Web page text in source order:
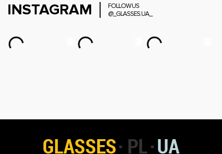
INSTAGRAM
FOLLOW US
@_GLASSES.UA_